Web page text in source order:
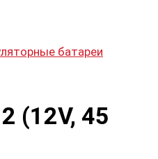
батареи
(12V, 45